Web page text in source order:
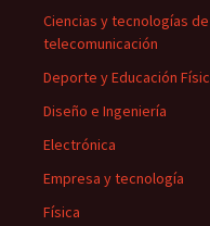
Ciencias y tecnologías de
telecomunicación
Deporte y Educación
Diseño e Ingeniería
Electrónica
Empresa y tecnología
Física